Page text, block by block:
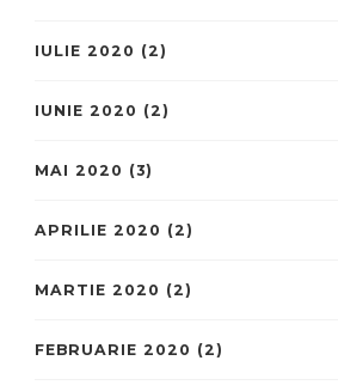
IULIE 2020 (2)
IUNIE 2020 (2)
MAI 2020 (3)
APRILIE 2020 (2)
MARTIE 2020 (2)
FEBRUARIE 2020 (2)